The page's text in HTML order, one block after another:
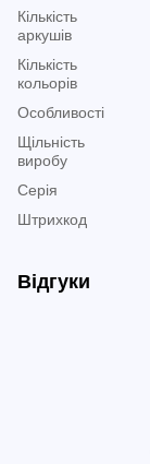
Кількість
аркушів
Кількість
кольорів
Особливості
Щільність
виробу
Серія
Штрихкод
Відгуки